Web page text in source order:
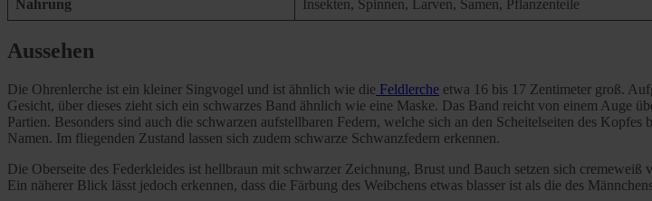
Nahrung Insekten, Spinnen, Larven, Samen, Pflanzenteile
Aussehen
Die Ohrenlerche ist ein kleiner Singvogel und ist ähnlich wie die Feldlerche etwa 16 bis 17 Zentimeter groß.
Gesicht, über dieses zieht sich ein schwarzes Band ähnlich wie eine Maske. Das Band reicht von einem Auge
Partien. Besonders sind auch die schwarzen aufstellbaren Federn, welche sich an den Scheitelseiten des
Namen. Im fliegenden Zustand lassen sich zudem schwarze Schwanzfedern erkennen.
Die Oberseite des Federkleides ist hellbraun mit schwarzer Zeichnung, Brust und Bauch setzen sich
Ein näherer Blick lässt jedoch erkennen, dass die Färbung des Weibchens etwas blasser ist als die des